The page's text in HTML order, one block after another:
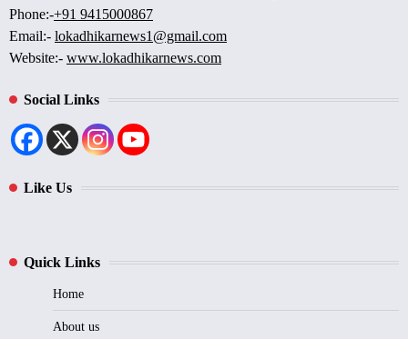
Phone:-+91 9415000867
Email:- lokadhikarnews1@gmail.com
Website:- www.lokadhikarnews.com
Social Links
Like Us
Quick Links
Home
About us